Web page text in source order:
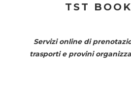
TST
Servizi online di
trasporti e provini